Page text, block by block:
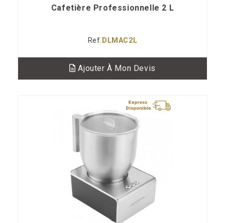
Cafetière Professionnelle 2 L
Ref. DLMAC2L
Ajouter À Mon Devis